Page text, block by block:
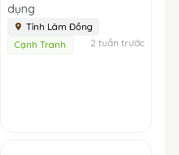
dụng
Tỉnh Lâm Đồng
Cạnh Tranh
2 tuần trước